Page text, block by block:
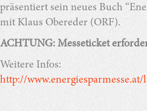
präsentiert sein neues Buch
mit Klaus Obereder (ORF).
ACHTUNG: Messeticket
Weitere Infos:
http://